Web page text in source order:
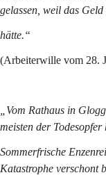
gelassen, weil das Geld
hätte.“
(Arbeiterwille vom 28.
„Vom Rathaus in
meisten der
Sommerfrische
Katastrophe verschont